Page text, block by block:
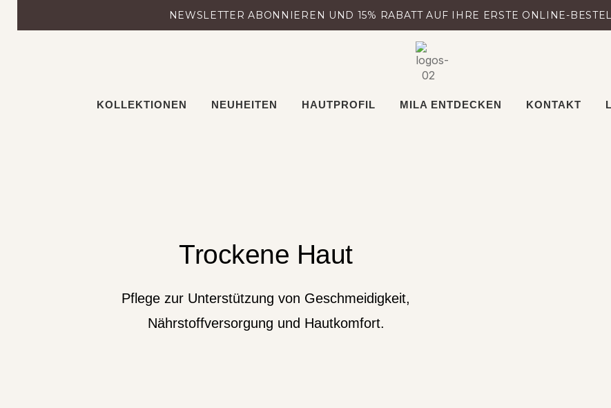
NEWSLETTER ABONNIEREN UND 15% RABATT AUF IHRE ERSTE ONLINE-
KOLLEKTIONEN NEUHEITEN HAUTPROFIL MILA ENTDECKEN KONTAKT
Trockene Haut
Pflege zur Unterstützung von Geschmeidigkeit,
Nährstoffversorgung und Hautkomfort.